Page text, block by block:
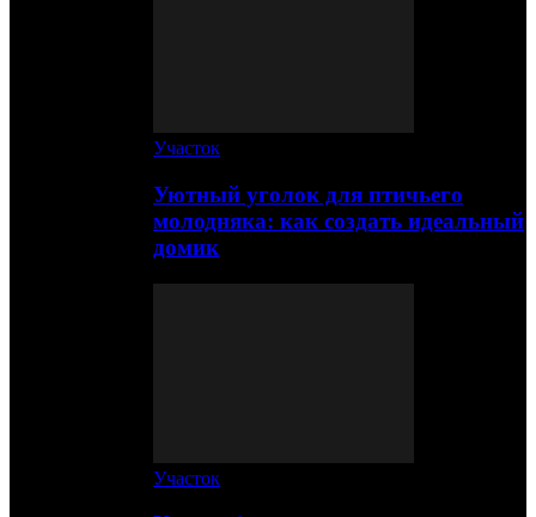
Участок
Уютный уголок для птичьего
молодняка: как создать идеальный
домик
Участок